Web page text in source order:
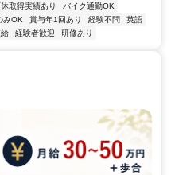
取得実績あり
バイク通勤OK
みOK 賞与年1回あり 経験不問
英語
経験者歓迎 研修あり